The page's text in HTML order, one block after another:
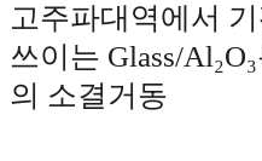
고주파대역에서
쓰이는 Glass/Al₂O₃
의 소결거동